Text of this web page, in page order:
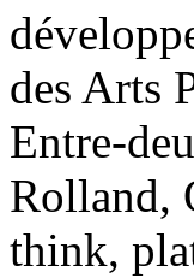
des Arts
Entre-
Rolland,
think,